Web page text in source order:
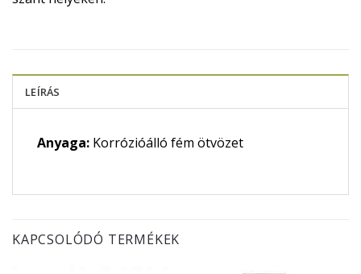
LEÍRÁS
Anyaga: Korrózióálló fém ötvözet
KAPCSOLÓDÓ TERMÉKEK